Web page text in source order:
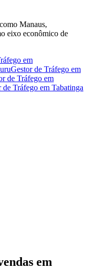
Manaus,
eixo econômico de
em
Gestor de Tráfego em
de Tráfego em
de Tráfego em Tabatinga
em